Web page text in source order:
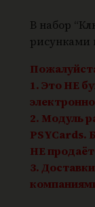
В набор
рисунками
1. Это НЕ
2. Модуль
PSYCards.
НЕ
3.